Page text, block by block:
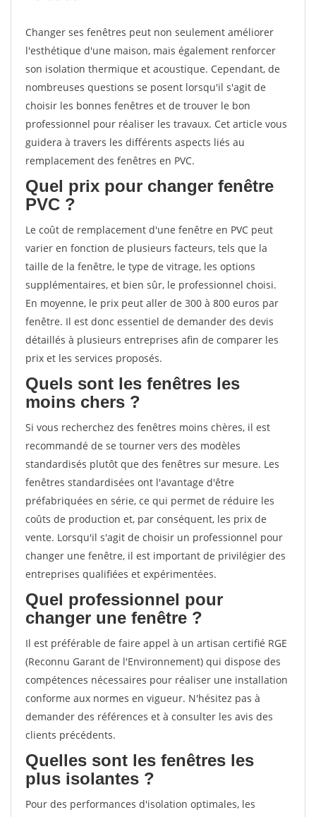
Changer ses fenêtres peut non seulement améliorer
l'esthétique d'une maison, mais également renforcer
son isolation thermique et acoustique. Cependant, de
nombreuses questions se posent lorsqu'il s'agit de
choisir les bonnes fenêtres et de trouver le bon
professionnel pour réaliser les travaux. Cet article vous
guidera à travers les différents aspects liés au
remplacement des fenêtres en PVC.
Quel prix pour changer fenêtre
PVC ?
Le coût de remplacement d'une fenêtre en PVC peut
varier en fonction de plusieurs facteurs, tels que la
taille de la fenêtre, le type de vitrage, les options
supplémentaires, et bien sûr, le professionnel choisi.
En moyenne, le prix peut aller de 300 à 800 euros par
fenêtre. Il est donc essentiel de demander des devis
détaillés à plusieurs entreprises afin de comparer les
prix et les services proposés.
Quels sont les fenêtres les
moins chers ?
Si vous recherchez des fenêtres moins chères, il est
recommandé de se tourner vers des modèles
standardisés plutôt que des fenêtres sur mesure. Les
fenêtres standardisées ont l'avantage d'être
préfabriquées en série, ce qui permet de réduire les
coûts de production et, par conséquent, les prix de
vente. Lorsqu'il s'agit de choisir un professionnel pour
changer une fenêtre, il est important de privilégier des
entreprises qualifiées et expérimentées.
Quel professionnel pour
changer une fenêtre ?
Il est préférable de faire appel à un artisan certifié RGE
(Reconnu Garant de l'Environnement) qui dispose des
compétences nécessaires pour réaliser une installation
conforme aux normes en vigueur. N'hésitez pas à
demander des références et à consulter les avis des
clients précédents.
Quelles sont les fenêtres les
plus isolantes ?
Pour des performances d'isolation optimales, les